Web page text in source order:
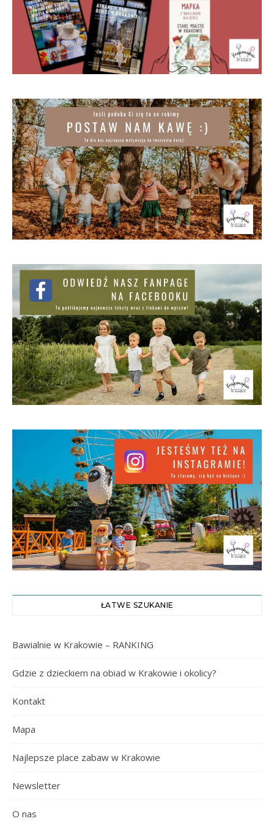
ŁATWE SZUKANIE
Bawialnie w Krakowie – RANKING
Gdzie z dzieckiem na obiad w Krakowie i okolicy?
Kontakt
Mapa
Najlepsze place zabaw w Krakowie
Newsletter
O nas